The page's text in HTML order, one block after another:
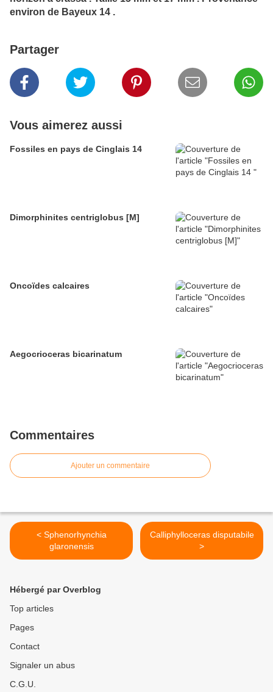
environ de Bayeux 14 .
Partager
Vous aimerez aussi
Fossiles en pays de Cinglais 14
Dimorphinites centriglobus [M]
Oncoïdes calcaires
Aegocrioceras bicarinatum
Commentaires
Ajouter un commentaire
< Sphenorhynchia
glaronensis
Calliphylloceras disputabile
>
Hébergé par Overblog
Top articles
Pages
Contact
Signaler un abus
C.G.U.